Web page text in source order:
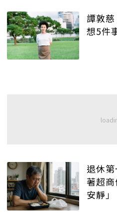
譚敦
想5件
退休
著超
安靜」